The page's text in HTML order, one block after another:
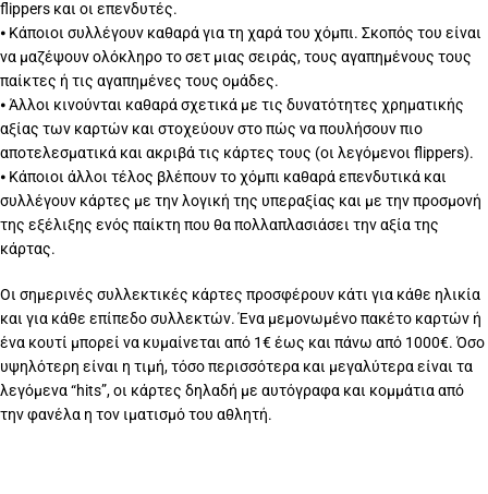
flippers και οι επενδυτές.
⦁ Κάποιοι συλλέγουν καθαρά για τη χαρά του χόμπι. Σκοπός του είναι
να μαζέψουν ολόκληρο το σετ μιας σειράς, τους αγαπημένους τους
παίκτες ή τις αγαπημένες τους ομάδες.
⦁ Άλλοι κινούνται καθαρά σχετικά με τις δυνατότητες χρηματικής
αξίας των καρτών και στοχεύουν στο πώς να πουλήσουν πιο
αποτελεσματικά και ακριβά τις κάρτες τους (οι λεγόμενοι flippers).
⦁ Κάποιοι άλλοι τέλος βλέπουν το χόμπι καθαρά επενδυτικά και
συλλέγουν κάρτες με την λογική της υπεραξίας και με την προσμονή
της εξέλιξης ενός παίκτη που θα πολλαπλασιάσει την αξία της
κάρτας.
Οι σημερινές συλλεκτικές κάρτες προσφέρουν κάτι για κάθε ηλικία
και για κάθε επίπεδο συλλεκτών. Ένα μεμονωμένο πακέτο καρτών ή
ένα κουτί μπορεί να κυμαίνεται από 1€ έως και πάνω από 1000€. Όσο
υψηλότερη είναι η τιμή, τόσο περισσότερα και μεγαλύτερα είναι τα
λεγόμενα “hits”, οι κάρτες δηλαδή με αυτόγραφα και κομμάτια από
την φανέλα η τον ιματισμό του αθλητή.